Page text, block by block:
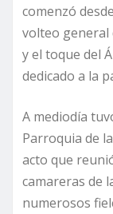
comenzó
volteo general
y el toque del
dedicado a la
A mediodía
Parroquia de
acto que
camareras de
numerosos